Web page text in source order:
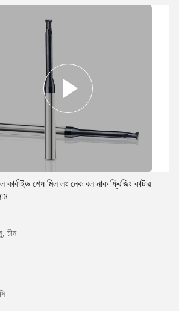
কার্বাইড শেষ মিল লং নেক বল নাক ফ্রিজিং কাটার
চীন